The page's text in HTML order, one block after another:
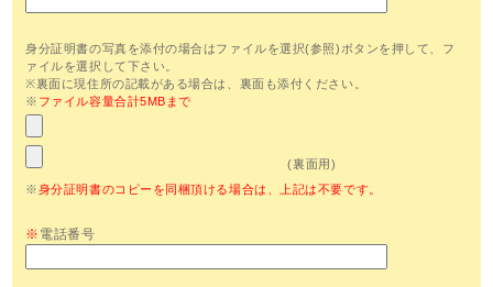
身分証明書の写真を添付の場合はファイルを選択(参照)ボタンを押して、フ
ァイルを選択して下さい。
※裏面に現住所の記載がある場合は、裏面も添付ください。
※ ファイル容量合計5MBまで
(裏面用)
※身分証明書のコピーを同梱頂ける場合は、上記は不要です。
※ 電話番号